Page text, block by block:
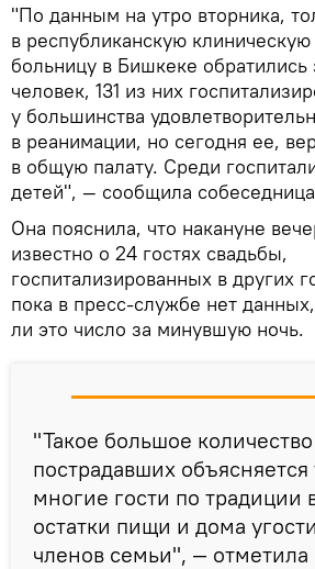
"По данным на утро вторника,
в республиканскую
больницу в Бишкеке
человек, 131 из них
у большинства
в реанимации, но сегодня ее,
в общую палату. Среди
детей", — сообщила собеседница
Она пояснила, что накануне
известно о 24 гостях свадьбы,
госпитализированных в других
пока в пресс-службе нет
ли это число за минувшую ночь.
"Такое большое количество
пострадавших объясняется
многие гости по традиции
остатки пищи и дома
членов семьи", — отметила